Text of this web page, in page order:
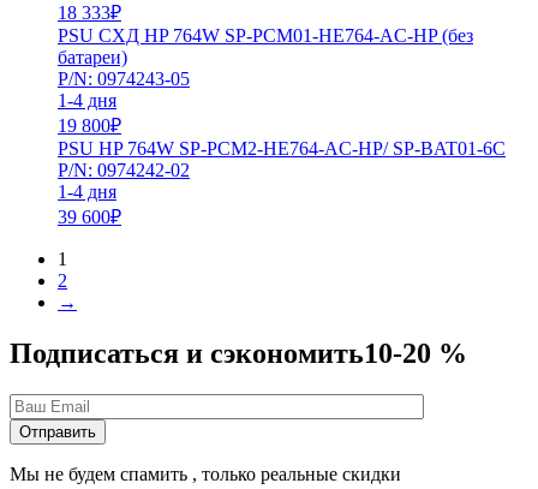
18 333₽
PSU СХД HP 764W SP-PCM01-HE764-AC-HP (без
батареи)
P/N: 0974243-05
1-4 дня
19 800₽
PSU HP 764W SP-PCM2-HE764-AC-HP/ SP-BAT01-6C
P/N: 0974242-02
1-4 дня
39 600₽
1
2
→
Подписаться и сэкономить10-20 %
Мы не будем спамить , только реальные скидки